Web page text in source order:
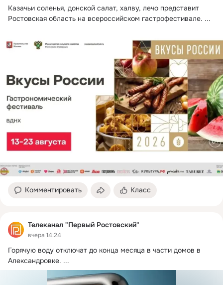
Казачьи соленья, донской салат, халву, лечо представит
Ростовская область на всероссийском гастрофестивале. ...
Комментировать Класс
Телеканал "Первый Ростовский"
вчера 14:24
Горячую воду отключат до конца месяца в части домов в
Александровке. ...